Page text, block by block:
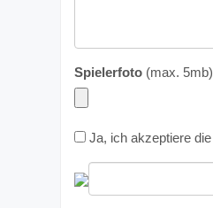
Spielerfoto (max. 5mb)
Ja, ich akzeptiere die